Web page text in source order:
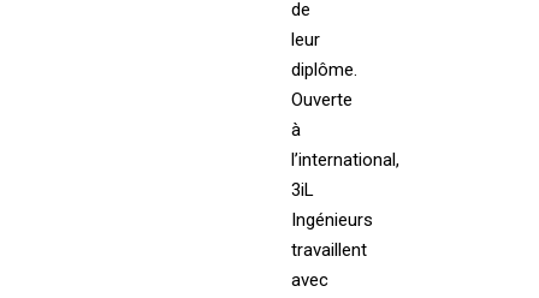
de
leur
diplôme.
Ouverte
à
l’international,
3iL
Ingénieurs
travaillent
avec